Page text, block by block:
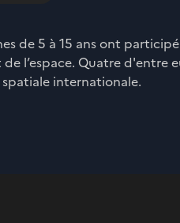
de 5 à 15 ans ont
l’espace. Quatre d'entre
spatiale internationale.